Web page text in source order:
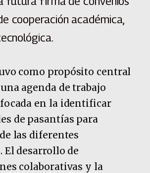
cooperación académica,
como propósito central
agenda de trabajo
en la identificar
de pasantías para
las diferentes
El desarrollo de
colaborativas y la